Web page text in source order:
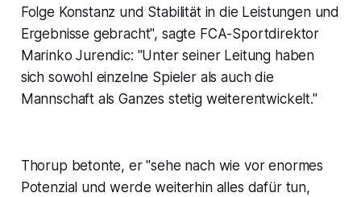
Folge Konstanz und Stabilität in die Leistungen und
Ergebnisse gebracht", sagte FCA-Sportdirektor
Marinko Jurendic: "Unter seiner Leitung haben
sich sowohl einzelne Spieler als auch die
Mannschaft als Ganzes stetig weiterentwickelt."
Thorup betonte, er "sehe nach wie vor enormes
Potenzial und werde weiterhin alles dafür tun,